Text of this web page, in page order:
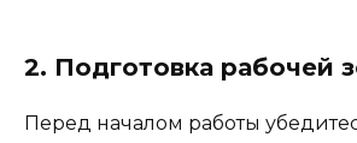
2. Подготовка рабочей
Перед началом работы